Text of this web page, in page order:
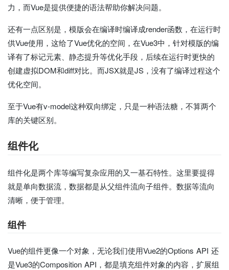
力，而Vue是提供便捷的语法帮助你解决问题。
还有一点区别是，模版会在编译时编译成render函数，在运行时
供Vue使用，这给了Vue优化的空间，在Vue3中，针对模版的编
译有了标记元素、静态提升等优化手段，后续在运行时更快的
创建虚拟DOM和diff对比。而JSX就是JS，没有了编译过程这个
优化空间。
至于Vue有v-model这种双向绑定，只是一种语法糖，不算两个
库的关键区别。
组件化
组件化是两个库等编写复杂应用的又一基石特性。这里要提得
就是单向数据流，数据都是从父组件流向子组件。数据等流向
清晰，便于管理。
组件
Vue的组件更像一个对象，无论我们使用Vue2的Options API 还
是Vue3的Composition API，都是填充组件对象的内容，扩展组